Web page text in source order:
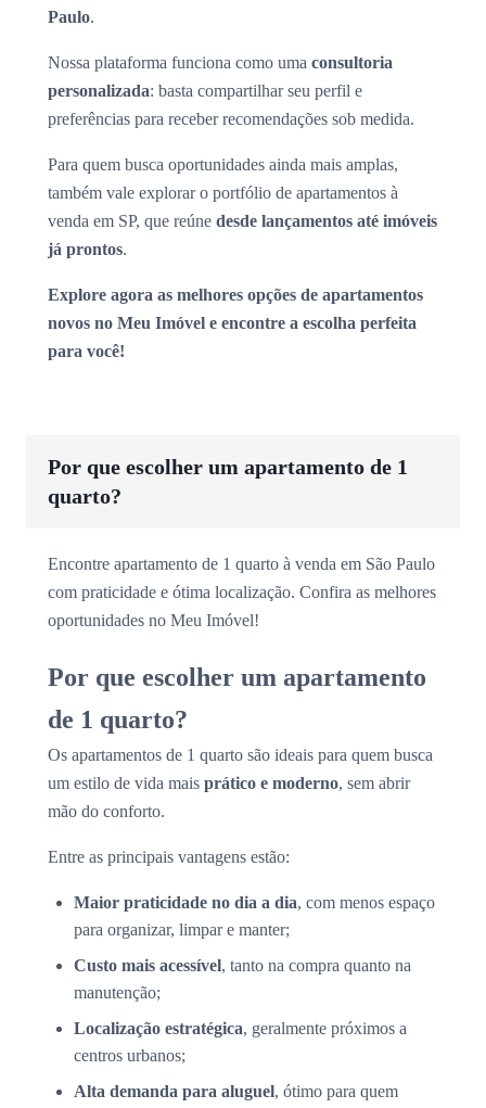
Paulo.
Nossa plataforma funciona como uma consultoria
personalizada: basta compartilhar seu perfil e
preferências para receber recomendações sob medida.
Para quem busca oportunidades ainda mais amplas,
também vale explorar o portfólio de apartamentos à
venda em SP, que reúne desde lançamentos até imóveis
já prontos.
Explore agora as melhores opções de apartamentos
novos no Meu Imóvel e encontre a escolha perfeita
para você!
Por que escolher um apartamento de 1
quarto?
Encontre apartamento de 1 quarto à venda em São Paulo
com praticidade e ótima localização. Confira as melhores
oportunidades no Meu Imóvel!
Por que escolher um apartamento
de 1 quarto?
Os apartamentos de 1 quarto são ideais para quem busca
um estilo de vida mais prático e moderno, sem abrir
mão do conforto.
Entre as principais vantagens estão:
Maior praticidade no dia a dia, com menos espaço
para organizar, limpar e manter;
Custo mais acessível, tanto na compra quanto na
manutenção;
Localização estratégica, geralmente próximos a
centros urbanos;
Alta demanda para aluguel, ótimo para quem